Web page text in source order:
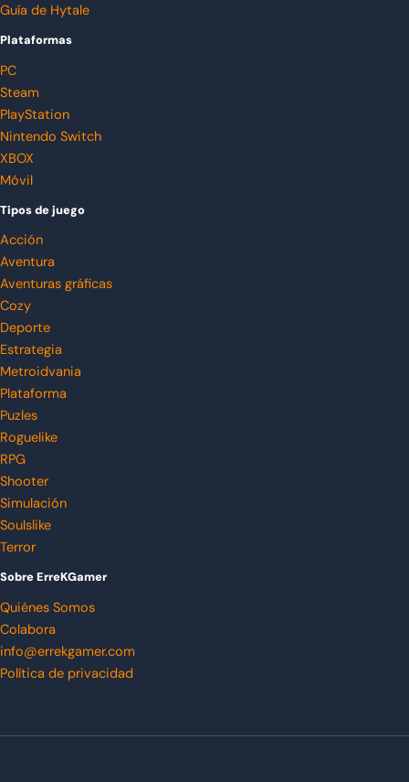
Guía de Hytale
Plataformas
PC
Steam
PlayStation
Nintendo Switch
XBOX
Móvil
Tipos de juego
Acción
Aventura
Aventuras gráficas
Cozy
Deporte
Estrategia
Metroidvania
Plataforma
Puzles
Roguelike
RPG
Shooter
Simulación
Soulslike
Terror
Sobre ErreKGamer
Quiénes Somos
Colabora
info@errekgamer.com
Política de privacidad